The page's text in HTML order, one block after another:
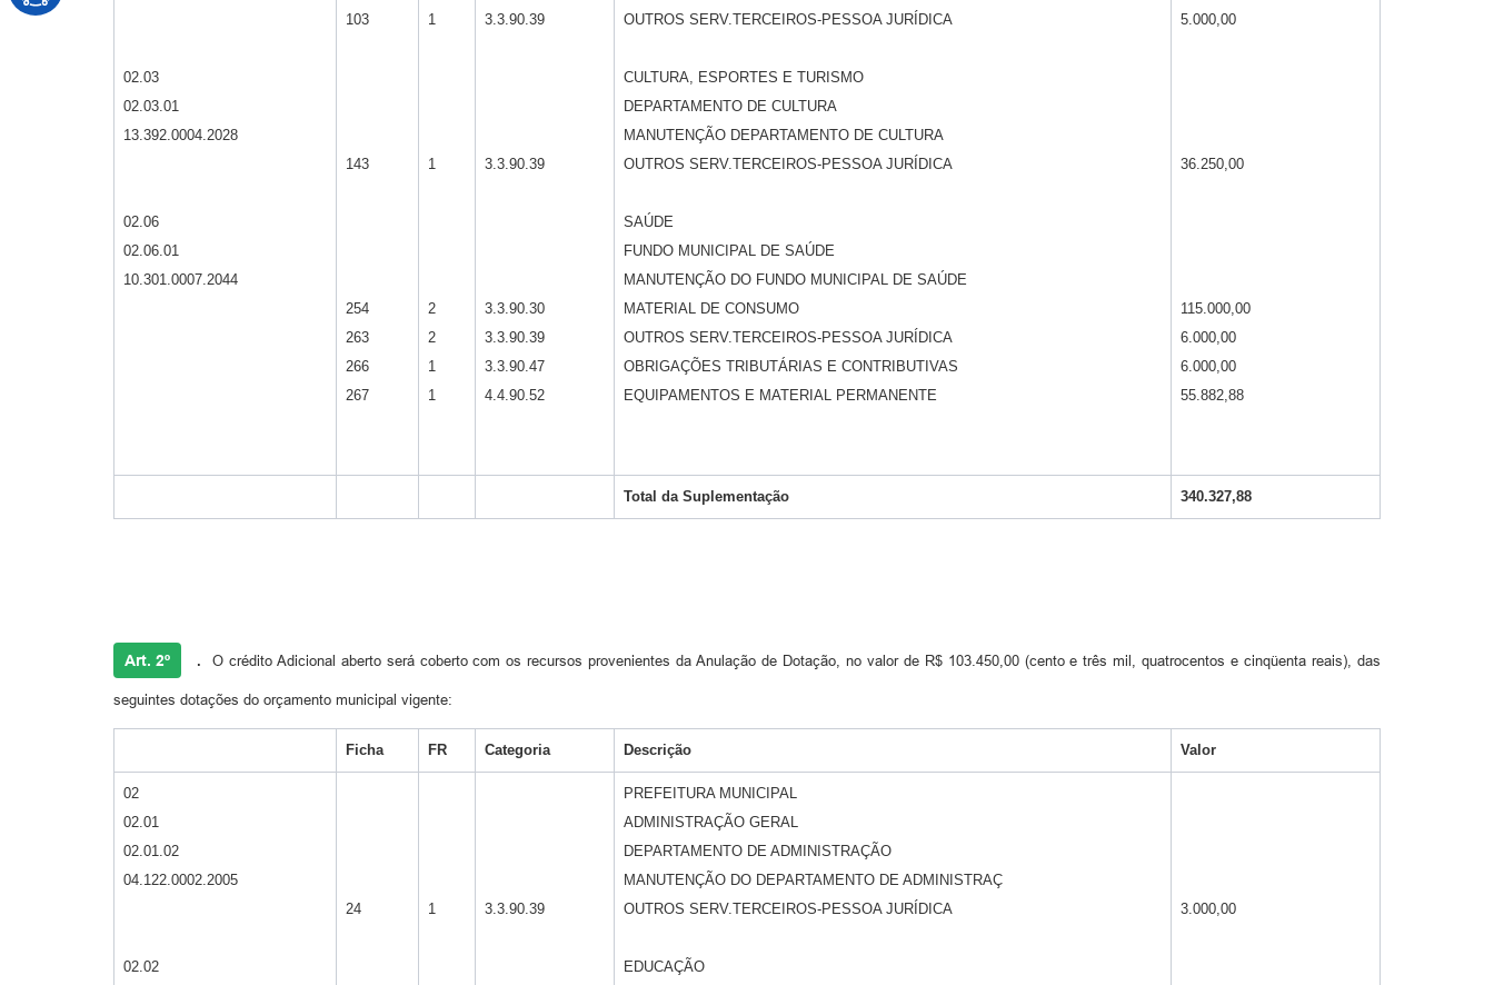
02.03
02.03.01
13.392.0004.2028
02.06
02.06.01
10.301.0007.2044
103
143
254
263
266
267
1
1
2
2
1
1
3.3.90.39
3.3.90.39
3.3.90.30
3.3.90.39
3.3.90.47
4.4.90.52
OUTROS SERV.TERCEIROS-PESSOA JURÍDICA
CULTURA, ESPORTES E TURISMO
DEPARTAMENTO DE CULTURA
MANUTENÇÃO DEPARTAMENTO DE CULTURA
OUTROS SERV.TERCEIROS-PESSOA JURÍDICA
SAÚDE
FUNDO MUNICIPAL DE SAÚDE
MANUTENÇÃO DO FUNDO MUNICIPAL DE SAÚDE
MATERIAL DE CONSUMO
OUTROS SERV.TERCEIROS-PESSOA JURÍDICA
OBRIGAÇÕES TRIBUTÁRIAS E CONTRIBUTIVAS
EQUIPAMENTOS E MATERIAL PERMANENTE
5.000,00
36.250,00
115.000,00
6.000,00
6.000,00
55.882,88
Total da Suplementação 340.327,88
Art. 2º . O crédito Adicional aberto será coberto com os recursos provenientes da Anulação de Dotação, no valor de R$ 103.450,00 (cento e três mil, quatrocentos e cinqüenta reais), das
seguintes dotações do orçamento municipal vigente:
Ficha FR Categoria Descrição Valor
02
02.01
02.01.02
04.122.0002.2005
02.02
24 1 3.3.90.39
PREFEITURA MUNICIPAL
ADMINISTRAÇÃO GERAL
DEPARTAMENTO DE ADMINISTRAÇÃO
MANUTENÇÃO DO DEPARTAMENTO DE ADMINISTRAÇ
OUTROS SERV.TERCEIROS-PESSOA JURÍDICA
EDUCAÇÃO
3.000,00